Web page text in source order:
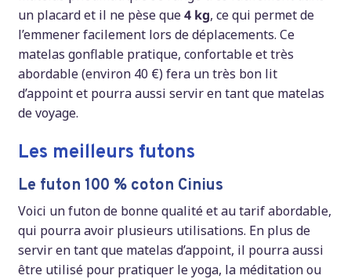
un placard et il ne pèse que4 kg, ce qui permet de
l’emmener facilement lors de déplacements. Ce
matelas gonflable pratique, confortable et très
abordable (environ 40 €) fera un très bon lit
d’appoint et pourra aussi servir en tant que matelas
de voyage.
Les meilleurs futons
Le futon 100 % coton Cinius
Voici un futon de bonne qualité et au tarif abordable,
qui pourra avoir plusieurs utilisations. En plus de
servir en tant que matelas d’appoint, il pourra aussi
être utilisé pour pratiquer le yoga, la méditation ou